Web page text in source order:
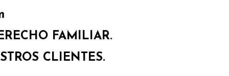
FAMILIAR.
CLIENTES.